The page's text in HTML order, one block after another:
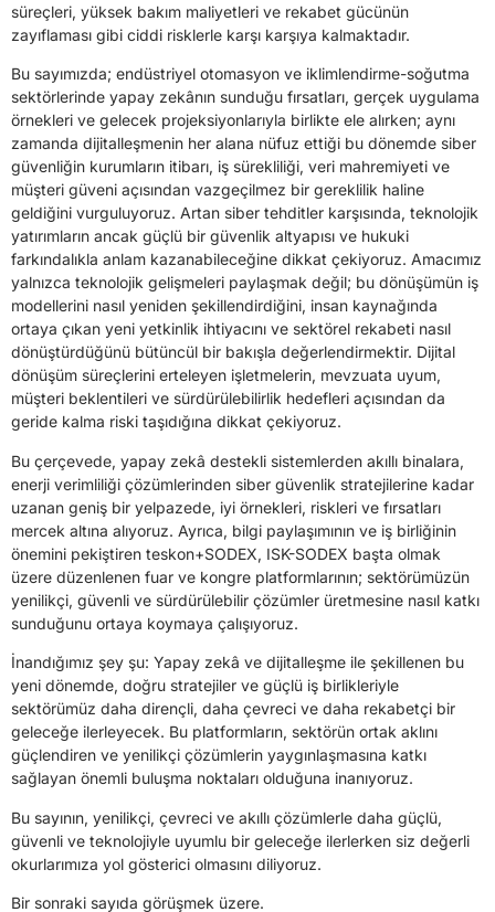
süreçleri, yüksek bakım maliyetleri ve rekabet gücünün
zayıflaması gibi ciddi risklerle karşı karşıya kalmaktadır.
Bu sayımızda; endüstriyel otomasyon ve iklimlendirme-soğutma
sektörlerinde yapay zekânın sunduğu fırsatları, gerçek uygulama
örnekleri ve gelecek projeksiyonlarıyla birlikte ele alırken; aynı
zamanda dijitalleşmenin her alana nüfuz ettiği bu dönemde siber
güvenliğin kurumların itibarı, iş sürekliliği, veri mahremiyeti ve
müşteri güveni açısından vazgeçilmez bir gereklilik haline
geldiğini vurguluyoruz. Artan siber tehditler karşısında, teknolojik
yatırımların ancak güçlü bir güvenlik altyapısı ve hukuki
farkındalıkla anlam kazanabileceğine dikkat çekiyoruz. Amacımız
yalnızca teknolojik gelişmeleri paylaşmak değil; bu dönüşümün iş
modellerini nasıl yeniden şekillendirdiğini, insan kaynağında
ortaya çıkan yeni yetkinlik ihtiyacını ve sektörel rekabeti nasıl
dönüştürdüğünü bütüncül bir bakışla değerlendirmektir. Dijital
dönüşüm süreçlerini erteleyen işletmelerin, mevzuata uyum,
müşteri beklentileri ve sürdürülebilirlik hedefleri açısından da
geride kalma riski taşıdığına dikkat çekiyoruz.
Bu çerçevede, yapay zekâ destekli sistemlerden akıllı binalara,
enerji verimliliği çözümlerinden siber güvenlik stratejilerine kadar
uzanan geniş bir yelpazede, iyi örnekleri, riskleri ve fırsatları
mercek altına alıyoruz. Ayrıca, bilgi paylaşımının ve iş birliğinin
önemini pekiştiren teskon+SODEX, ISK-SODEX başta olmak
üzere düzenlenen fuar ve kongre platformlarının; sektörümüzün
yenilikçi, güvenli ve sürdürülebilir çözümler üretmesine nasıl katkı
sunduğunu ortaya koymaya çalışıyoruz.
İnandığımız şey şu: Yapay zekâ ve dijitalleşme ile şekillenen bu
yeni dönemde, doğru stratejiler ve güçlü iş birlikleriyle
sektörümüz daha dirençli, daha çevreci ve daha rekabetçi bir
geleceğe ilerleyecek. Bu platformların, sektörün ortak aklını
güçlendiren ve yenilikçi çözümlerin yaygınlaşmasına katkı
sağlayan önemli buluşma noktaları olduğuna inanıyoruz.
Bu sayının, yenilikçi, çevreci ve akıllı çözümlerle daha güçlü,
güvenli ve teknolojiyle uyumlu bir geleceğe ilerlerken siz değerli
okurlarımıza yol gösterici olmasını diliyoruz.
Bir sonraki sayıda görüşmek üzere.